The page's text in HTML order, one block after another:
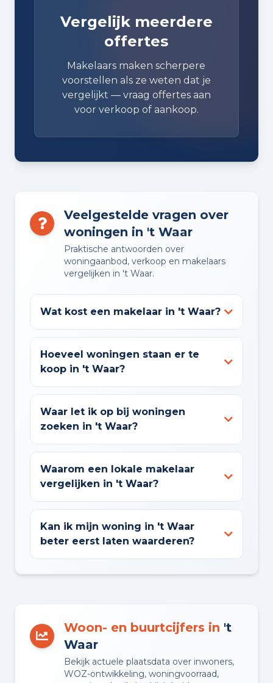
Vergelijk meerdere
offertes
Makelaars maken scherpere
voorstellen als ze weten dat je
vergelijkt — vraag offertes aan
voor verkoop of aankoop.
Veelgestelde vragen over
woningen in 't Waar
Praktische antwoorden over
woningaanbod, verkoop en makelaars
vergelijken in 't Waar.
Wat kost een makelaar in 't Waar?
Hoeveel woningen staan er te
koop in 't Waar?
Waar let ik op bij woningen
zoeken in 't Waar?
Waarom een lokale makelaar
vergelijken in 't Waar?
Kan ik mijn woning in 't Waar
beter eerst laten waarderen?
Woon- en buurtcijfers in 't
Waar
Bekijk actuele plaatsdata over inwoners,
WOZ-ontwikkeling, woningvoorraad,